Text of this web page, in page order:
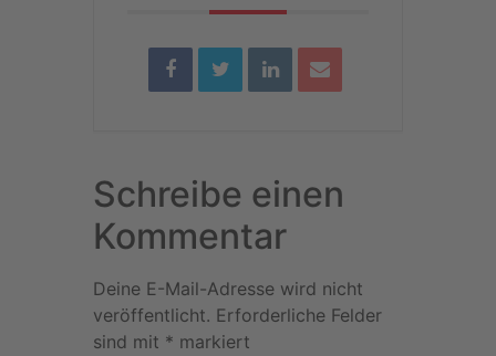
Schreibe einen
Kommentar
Deine E-Mail-Adresse wird nicht
veröffentlicht. Erforderliche Felder
sind mit * markiert